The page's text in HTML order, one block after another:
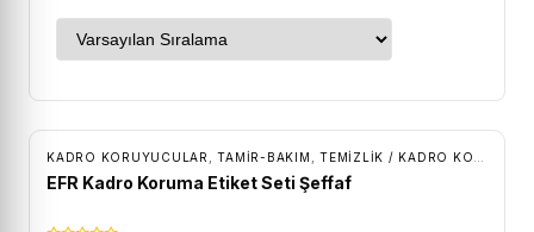
KADRO KORUYUCULAR ,TAMİR-BAKIM TEMIZLIK / KADRO KORUMA
EFR Kadro Koruma Etiket Seti Şeffaf